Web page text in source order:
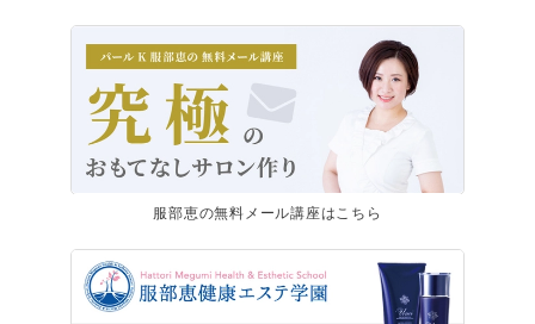
服部恵の無料メール講座はこちら